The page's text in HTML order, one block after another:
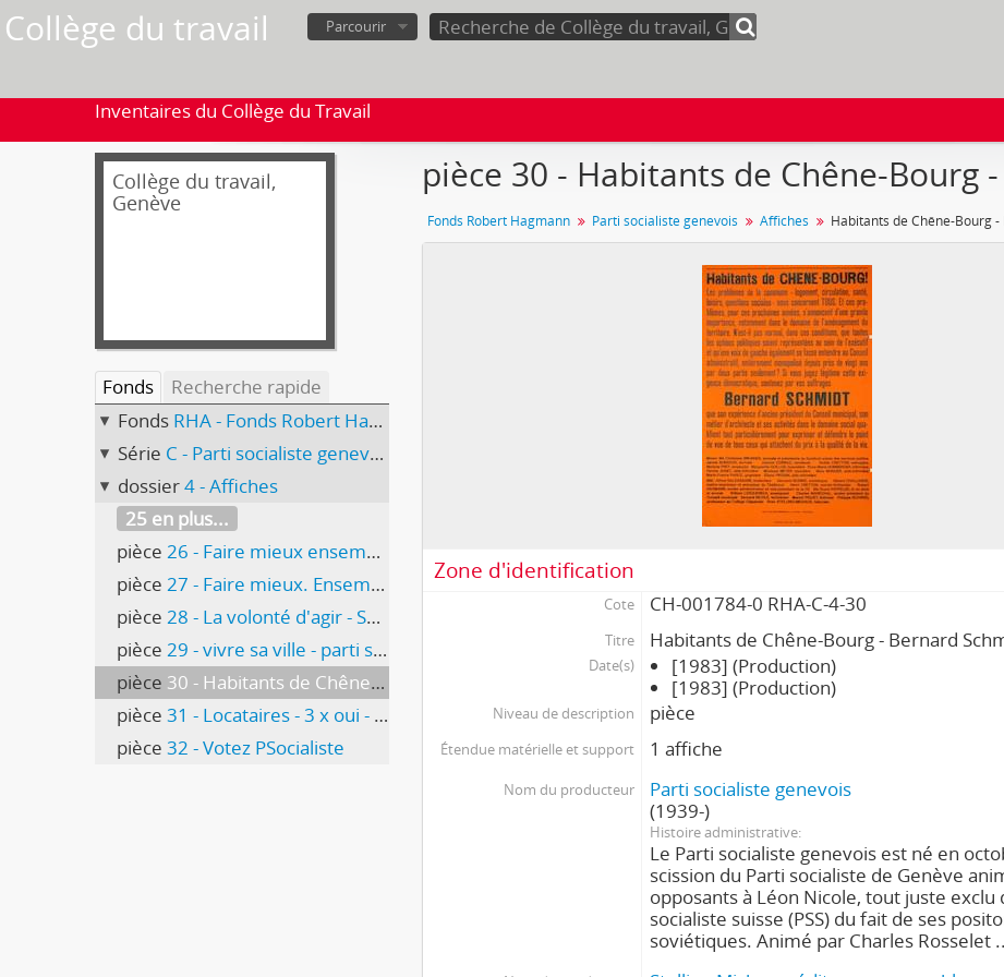
Collège du travail Parcourir
Inventaires du Collège du Travail
Collège du travail,
Genève
Fonds
Recherche rapide
Fonds RHA - Fonds Robert Hagmann
Série C - Parti socialiste genevois
dossier4 - Affiches
25 en plus...
pièce 26 - Faire mieux ensemble - Socialiste
pièce 27 - Faire mieux. Ensemble
pièce 28 - La volonté d'agir - Socialiste
pièce 29 - vivre sa ville - parti socialiste
pièce 30 - Habitants de Chêne-Bourg - Bernard Schmidt
pièce 31 - Locataires - 3 x oui - aux lois de protection des locataires
pièce 32 - Votez PSocialiste
pièce 30 - Habitants de Chêne-Bourg
Fonds Robert Hagmann Parti socialiste genevois Affiches
Zone d'identification
Cote CH-001784-0 RHA-C-4-30
Titre Habitants de Chêne-Bourg - Bernard
Date(s)
[1983] (Production)
[1983] (Production)
Niveau de description pièce
Étendue matérielle et support 1 affiche
Nom du producteur
Parti socialiste genevois
(1939-)
Histoire administrative
Le Parti socialiste genevois est né en
scission du Parti socialiste de Genève
opposants à Léon Nicole, tout juste exclu
socialiste suisse (PSS) du fait de ses
soviétiques. Animé par Charles Rosselet